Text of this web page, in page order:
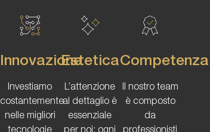
Innovazione
Investiamo
costantemente
nelle migliori
Estetica
L’attenzione
al dettaglio è
essenziale
Competenza
Il nostro team
è composto
da